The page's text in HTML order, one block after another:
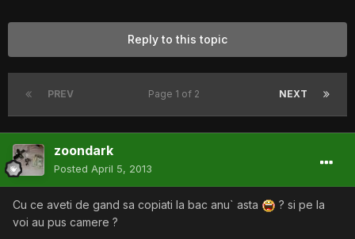
Reply to this topic
PREV NEXT
Page 1 of 2
zoondark
Posted April 5, 2013
Cu ce aveti de gand sa copiati la bac anu` asta
? si pe la
voi au pus camere ?